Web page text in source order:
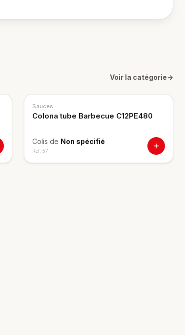
Voir la catégorie→
Sauces
Colona tube Barbecue C12PE480
Colis de Non spécifié
Ref. 57